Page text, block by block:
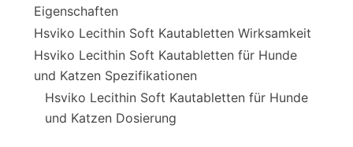
Eigenschaften
Hsviko Lecithin Soft Kautabletten Wirksamkeit
Hsviko Lecithin Soft Kautabletten für Hunde
und Katzen Spezifikationen
Hsviko Lecithin Soft Kautabletten für Hunde
und Katzen Dosierung